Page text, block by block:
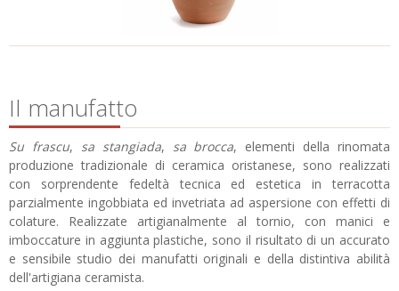
Il manufatto
Su frascu, sa stangiada, sa brocca, elementi della rinomata
produzione tradizionale di ceramica oristanese, sono realizzati
con sorprendente fedeltà tecnica ed estetica in terracotta
parzialmente ingobbiata ed invetriata ad aspersione con effetti di
colature. Realizzate artigianalmente al tornio, con manici e
imboccature in aggiunta plastiche, sono il risultato di un accurato
e sensibile studio dei manufatti originali e della distintiva abilità
dell'artigiana ceramista.